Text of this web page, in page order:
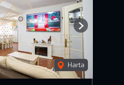
Harta
Next